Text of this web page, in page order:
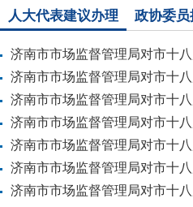
人大代表建议办理 政协委员
济南市市场监督管理局对市十
济南市市场监督管理局对市十
济南市市场监督管理局对市十
济南市市场监督管理局对市十
济南市市场监督管理局对市十
济南市市场监督管理局对市十
济南市市场监督管理局对市十